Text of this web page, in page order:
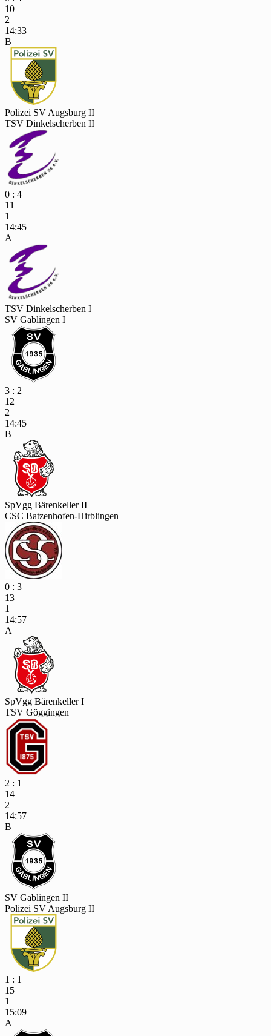
10
2
14:33
B
Polizei SV Augsburg II
TSV Dinkelscherben II
0 : 4
11
1
14:45
A
TSV Dinkelscherben I
SV Gablingen I
3 : 2
12
2
14:45
B
SpVgg Bärenkeller II
CSC Batzenhofen-Hirblingen
0 : 3
13
1
14:57
A
SpVgg Bärenkeller I
TSV Göggingen
2 : 1
14
2
14:57
B
SV Gablingen II
Polizei SV Augsburg II
1 : 1
15
1
15:09
A